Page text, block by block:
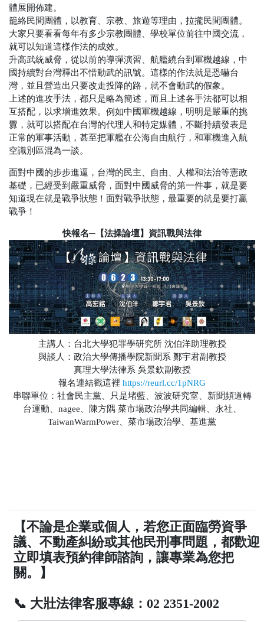
體展開佈建。
籠絡民間團體，以教育、宗教、旅遊等理由，拉攏民間團體。
大家只要看看每年有多少宗教團體、學校單位前往中國交流，
就可以知道這樣作法的成效。
升高武統威脅，從以前的導彈演習、航艦繞台到軍機越線，中
國持續對台灣釋出不惜動武的訊號。這樣的作法就是恐嚇台
灣，並且營造出只要改走投降的路，就不會動武的假象。
上述的進攻手法，都只是略為簡述，而且上述各手法都可以相
互搭配，以求增進效果。例如中國軍機越線，明明是嚴重的挑
釁，就可以搭配在台灣的代理人和特定媒體，不斷持續發表是
正常的軍事活動，甚至把軍艦在公海自由航行，和軍機進入航
空識別區混為一談。
面對中國的步步進逼，台灣的民主、自由、人權和法治等憲政
基礎，已經受到嚴重威脅，面對中國威脅的第一件事，就是要
知道現在就是戰爭狀態！面對戰爭狀態，最重要的就是要打贏
戰爭！
快報名─【法操論壇】資訊戰與法律
主講人：台北大學犯罪學研究所 沈伯洋助理教授
與談人：政治大學傳播學院新聞系 鄭宇君副教授
真理大學法律系 吳景欽副教授
報名連結戳這裡 https://reurl.cc/1pNRG
串聯單位：社會民主黨、只是堵藍、波波研究室、新聞頻道轉
台運動、nagee、陳方隅 菜市場政治學共同編輯、永社、
TaiwanWarmPower、菜市場政治學、基進黨
【不論是企業或個人，若您正面臨勞資爭
議、不動產糾紛或其他民刑事問題，都歡迎
立即填表預約律師諮詢，讓專業為您把
關。】
📞 大壯法律客服專線：02 2351-2002